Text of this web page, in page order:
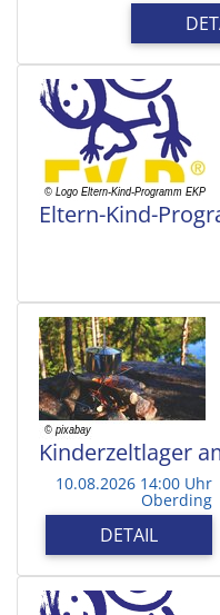
Eltern-Kind-
Kinderzeltlager
10.08.2026 14:00 Uhr
Oberding
DETAIL